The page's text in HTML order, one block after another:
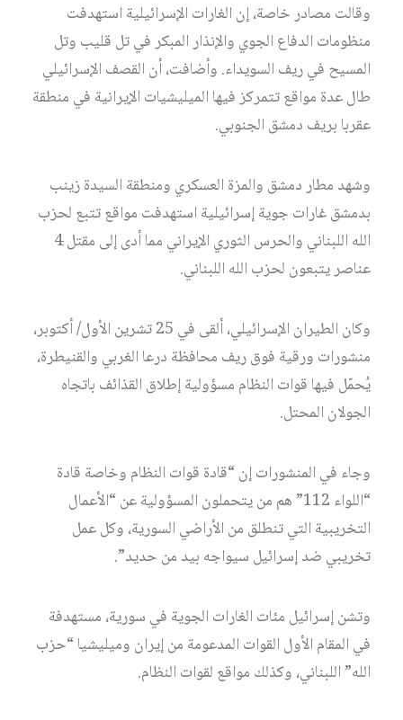
وقالت مصادر خاصة، إن الغارات الإسرائيلية استهدفت
منظومات الدفاع الجوي والإنذار المبكر في تل قليب وتل
المسيح في ريف السويداء. وأضافت، أن القصف الإسرائيلي
طال عدة مواقع تتمركز فيها الميليشيات الإيرانية في منطقة
عقربا بريف دمشق الجنوبي.
وشهد مطار دمشق والمزة العسكري ومنطقة السيدة زينب
بدمشق غارات جوية إسرائيلية استهدفت مواقع تتبع لحزب
الله اللبناني والحرس الثوري الإيراني مما أدى إلى مقتل 4
عناصر يتبعون لحزب الله اللبناني.
وكان الطيران الإسرائيلي، ألقى في 25 تشرين الأول/ أكتوبر،
منشورات ورقية فوق ريف محافظة درعا الغربي والقنيطرة،
يُحمّل فيها قوات النظام مسؤولية إطلاق القذائف باتجاه
الجولان المحتل.
وجاء في المنشورات إن “قادة قوات النظام وخاصة قادة
“اللواء 112” هم من يتحملون المسؤولية عن “الأعمال
التخريبية التي تنطلق من الأراضي السورية، وكل عمل
تخريبي ضد إسرائيل سيواجه بيد من حديد”.
وتشن إسرائيل مئات الغارات الجوية في سورية، مستهدفة
في المقام الأول القوات المدعومة من إيران وميليشيا “حزب
الله” اللبناني، وكذلك مواقع لقوات النظام.